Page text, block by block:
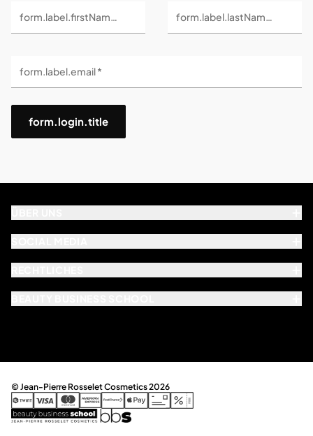
form.label.firstName * form.label.lastName *
form.label.email *
form.login.title
© Jean-Pierre Rosselet Cosmetics 2026